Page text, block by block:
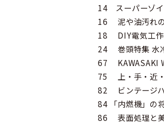
14 スーパーゾイ
16 泥や油汚れの
18 DIY電気工作
24 巻頭特集 水
67 KAWASAKI
75 上・手・近・
82 ビンテージハ
84 「内燃機」の
86 表面処理と